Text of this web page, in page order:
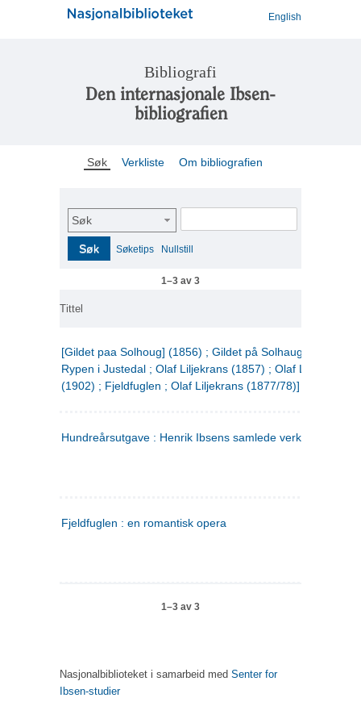
English
Bibliografi
Den internasjonale Ibsen-
bibliografien
Søk Verkliste Om bibliografien
Søk
Søk Søketips Nullstill
1–3 av 3
Tittel
[Gildet paa Solhoug] (1856) ; Gildet på Solhaug (1883) ;
Rypen i Justedal ; Olaf Liljekrans (1857) ; Olaf Liljekrans
(1902) ; Fjeldfuglen ; Olaf Liljekrans (1877/78)]
Hundreårsutgave : Henrik Ibsens samlede verker. 3
Fjeldfuglen : en romantisk opera
1–3 av 3
Nasjonalbiblioteket i samarbeid med Senter for
Ibsen-studier